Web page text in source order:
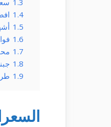
1.3
1.4
1.5
1.6
1.7
1.8
1.9